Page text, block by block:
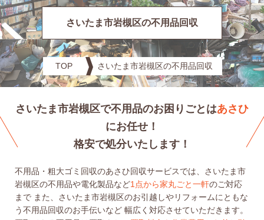
さいたま市岩槻区の不用品回収
TOP さいたま市岩槻区の不用品回収
さいたま市岩槻区で不用品のお困りごとはあさひ
にお任せ！
格安で処分いたします！
不用品・粗大ゴミ回収のあさひ回収サービスでは、さいたま市
岩槻区の不用品や電化製品など1点から家丸ごと一軒のご対応
まで また、さいたま市岩槻区のお引越しやリフォームにともな
う不用品回収のお手伝いなど 幅広く対応させていただきます。